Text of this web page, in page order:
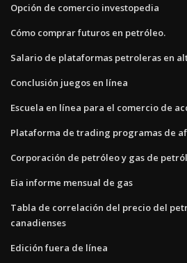
Opción de comercio investopedia
Cómo comprar futuros en petróleo.
Salario de plataformas petroleras en
Conclusión juegos en línea
Escuela en línea para el comercio de
Plataforma de trading programas de
Corporación de petróleo y gas de
Eia informe mensual de gas
Tabla de correlación del precio del
canadienses
Edición fuera de línea